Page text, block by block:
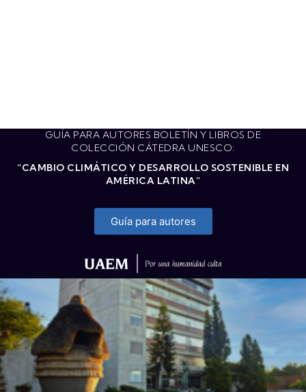
GUÍA PARA AUTORES BOLETÍN Y LIBROS DE
COLECCIÓN CÁTEDRA UNESCO:
“CAMBIO CLIMÁTICO Y DESARROLLO SOSTENIBLE EN
AMÉRICA LATINA”
Guía para autores